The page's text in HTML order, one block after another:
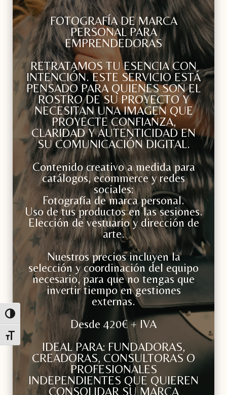
Alternar alto contraste
Alternar tamaño de letra
FOTOGRAFÍA DE MARCA
PERSONAL PARA
EMPRENDEDORAS
RETRATAMOS TU ESENCIA CON
INTENCIÓN. ESTE SERVICIO ESTÁ
PENSADO PARA QUIENES SON EL
ROSTRO DE SU PROYECTO Y
NECESITAN UNA IMAGEN QUE
PROYECTE CONFIANZA,
CLARIDAD Y AUTENTICIDAD EN
SU COMUNICACIÓN DIGITAL.
Contenido creativo a medida para
catálogos, ecommerce y redes
sociales:
Fotografía de marca personal.
Uso de tus productos en las sesiones.
Elección de vestuario y dirección de
arte.
Nuestros precios incluyen la
selección y coordinación del equipo
necesario, para que no tengas que
invertir tiempo en gestiones
externas.
Desde 420€ + IVA
IDEAL PARA: FUNDADORAS,
CREADORAS, CONSULTORAS O
PROFESIONALES
INDEPENDIENTES QUE QUIEREN
CONSOLIDAR SU MARCA